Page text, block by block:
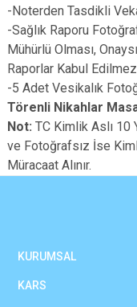
-Noterden Tasdikli
-Sağlık Raporu
Mühürlü Olması,
Raporlar Kabul
-5 Adet Vesikalık
Törenli Nikahlar
Not: TC Kimlik Aslı 10
ve Fotoğrafsız İse
Müracaat Alınır.
KURUMSAL
KARS